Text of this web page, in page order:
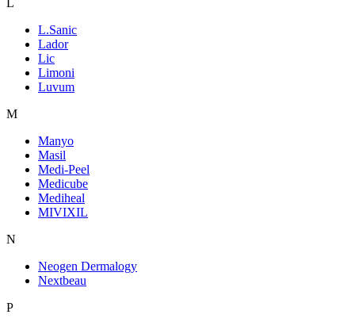
L.Sanic
Lador
Lic
Limoni
Luvum
M
Manyo
Masil
Medi-Peel
Medicube
Mediheal
MIVIXIL
N
Neogen Dermalogy
Nextbeau
P